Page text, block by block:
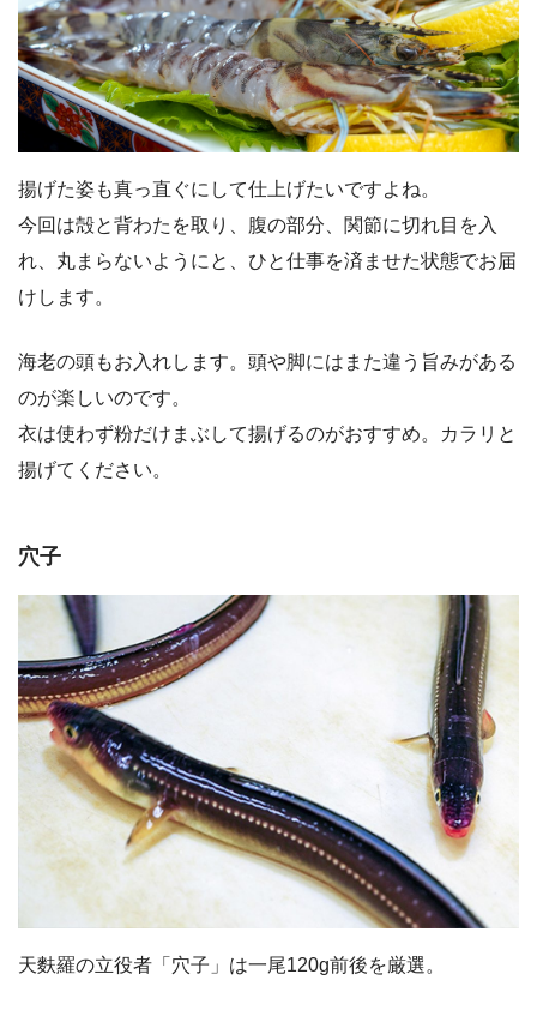
揚げた姿も真っ直ぐにして仕上げたいですよね。
今回は殻と背わたを取り、腹の部分、関節に切れ目を入
れ、丸まらないようにと、ひと仕事を済ませた状態でお届
けします。
海老の頭もお入れします。頭や脚にはまた違う旨みがある
のが楽しいのです。
衣は使わず粉だけまぶして揚げるのがおすすめ。カラリと
揚げてください。
穴子
天麩羅の立役者「穴子」は一尾120g前後を厳選。